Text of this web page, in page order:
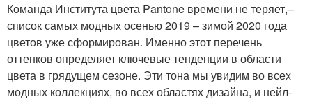
Команда Института цвета Pantone времени не теряет,–
список самых модных осенью 2019 – зимой 2020 года
цветов уже сформирован. Именно этот перечень
оттенков определяет ключевые тенденции в области
цвета в грядущем сезоне. Эти тона мы увидим во всех
модных коллекциях, во всех областях дизайна, и нейл-